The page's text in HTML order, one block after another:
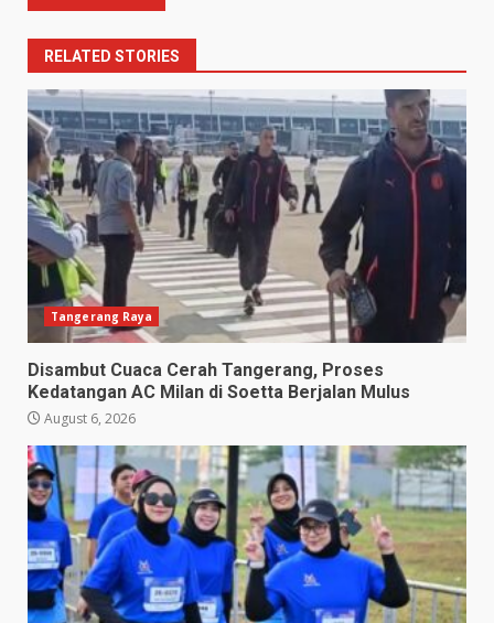
RELATED STORIES
Tangerang Raya
Disambut Cuaca Cerah Tangerang, Proses
Kedatangan AC Milan di Soetta Berjalan Mulus
August 6, 2026